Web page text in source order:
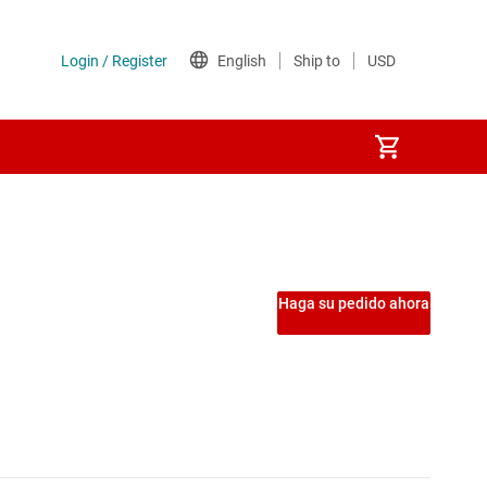
Haga su pedido ahora